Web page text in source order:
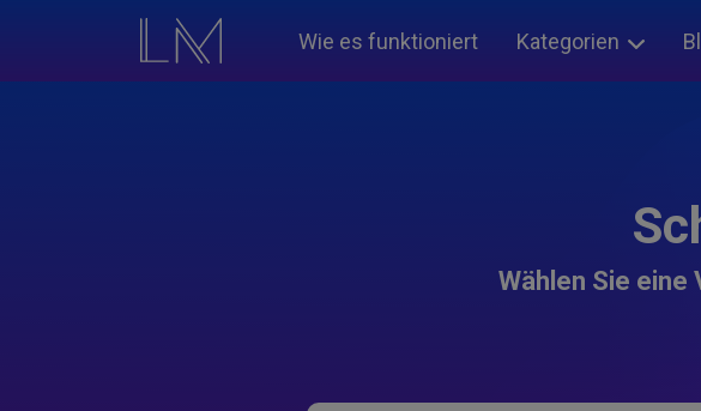
Wie es funktioniert Kategorien
Wählen Sie eine